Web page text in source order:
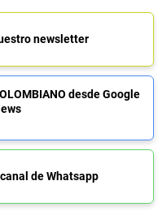
newsletter
desde Google
de Whatsapp